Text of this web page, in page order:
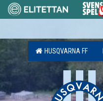
HUSQVARNA FF